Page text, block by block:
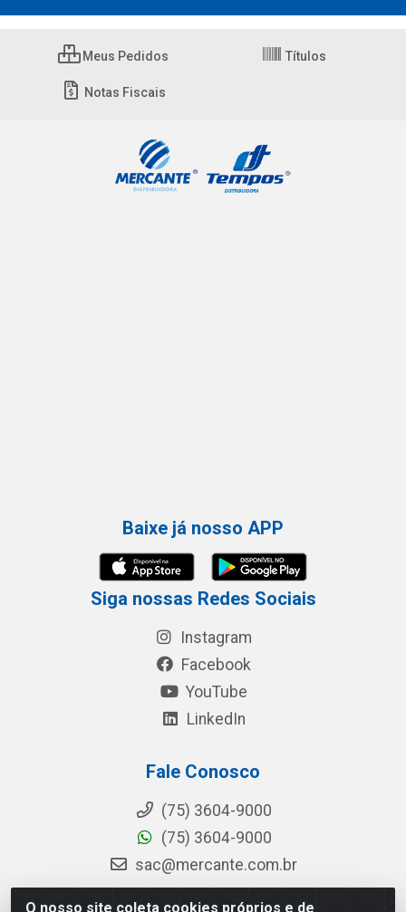
O nosso site coleta cookies próprios e de
Meus Pedidos Títulos
Notas Fiscais
Baixe já nosso APP
Siga nossas Redes Sociais
Instagram
Facebook
YouTube
LinkedIn
Fale Conosco
(75) 3604-9000
(75) 3604-9000
sac@mercante.com.br